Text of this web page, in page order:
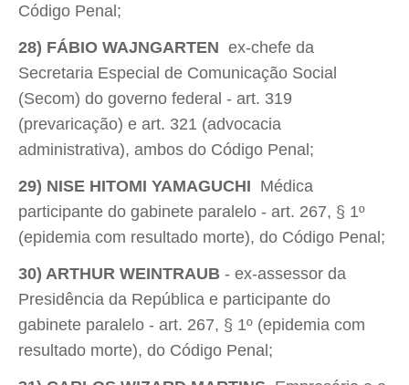
Código Penal;
28) FÁBIO WAJNGARTEN  ex-chefe da
Secretaria Especial de Comunicação Social
(Secom) do governo federal - art. 319
(prevaricação) e art. 321 (advocacia
administrativa), ambos do Código Penal;
29) NISE HITOMI YAMAGUCHI  Médica
participante do gabinete paralelo - art. 267, § 1º
(epidemia com resultado morte), do Código Penal;
30) ARTHUR WEINTRAUB - ex-assessor da
Presidência da República e participante do
gabinete paralelo - art. 267, § 1º (epidemia com
resultado morte), do Código Penal;